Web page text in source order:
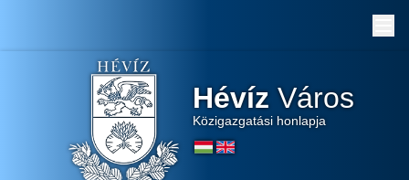
Hévíz Város
Közigazgatási honlapja